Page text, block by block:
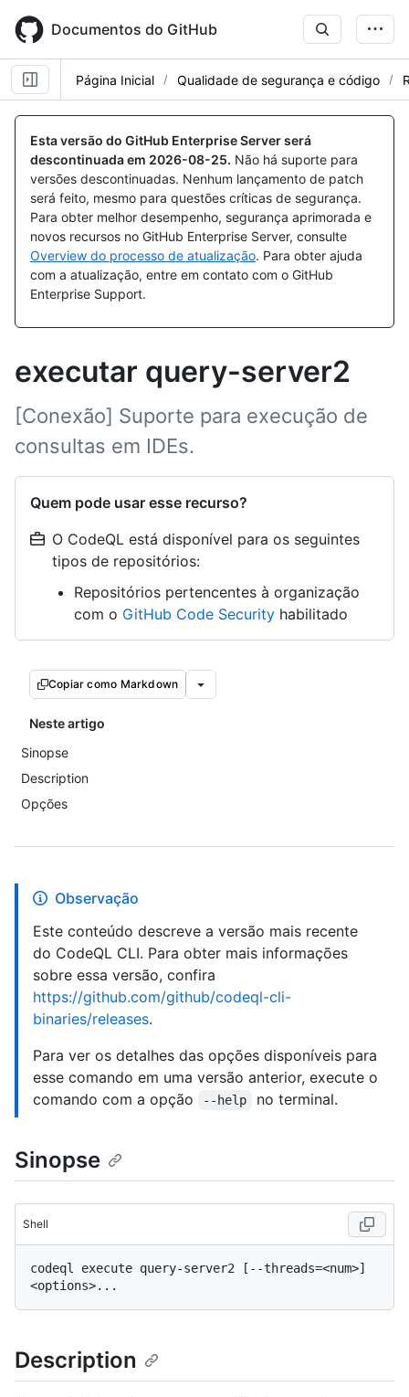
main
content
Documentos do GitHub
Página Inicial Qualidade de segurança e código
Esta versão do GitHub Enterprise Server será
descontinuada em 2026-08-25. Não há suporte para
versões descontinuadas. Nenhum lançamento de patch
será feito, mesmo para questões críticas de segurança.
Para obter melhor desempenho, segurança aprimorada e
novos recursos no GitHub Enterprise Server, consulte
Overview do processo de atualização. Para obter ajuda
com a atualização, entre em contato com o GitHub
Enterprise Support.
executar query-server2
[Conexão] Suporte para execução de
consultas em IDEs.
Quem pode usar esse recurso?
O CodeQL está disponível para os seguintes
tipos de repositórios:
Repositórios pertencentes à organização
com o GitHub Code Security habilitado
Copiar como Markdown
Neste artigo
Sinopse
Description
Opções
Observação
Este conteúdo descreve a versão mais recente
do CodeQL CLI. Para obter mais informações
sobre essa versão, confira
https://github.com/github/codeql-cli-
binaries/releases.
Para ver os detalhes das opções disponíveis para
esse comando em uma versão anterior, execute o
comando com a opção
--help no terminal.
Sinopse
Shell
codeql execute query-server2 [--threads=<num>]
Description